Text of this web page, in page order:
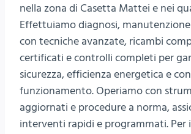
nella zona di Casetta Mattei e nei
Effettuiamo diagnosi,
con tecniche avanzate, ricambi
certificati e controlli completi per
sicurezza, efficienza energetica e
funzionamento. Operiamo con
aggiornati e procedure a norma,
interventi rapidi e programmati. Per